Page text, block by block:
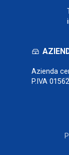
Azienda
P.IVA